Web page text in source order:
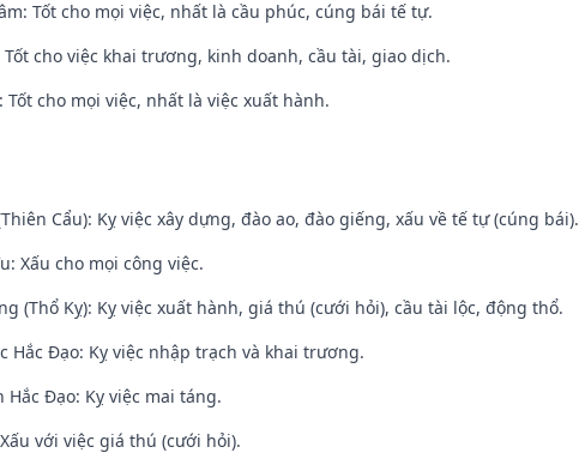
Tốt cho mọi việc, nhất là cầu phúc, cúng bái tế tự.
Tốt cho việc khai trương, kinh doanh, cầu tài, giao dịch.
Tốt cho mọi việc, nhất là việc xuất hành.
Cẩu): Kỵ việc xây dựng, đào ao, đào giếng, xấu về tế tự (cúng bái).
Xấu cho mọi công việc.
(Thổ Kỵ): Kỵ việc xuất hành, giá thú (cưới hỏi), cầu tài lộc, động thổ.
Hắc Đạo: Kỵ việc nhập trạch và khai trương.
Hắc Đạo: Kỵ việc mai táng.
với việc giá thú (cưới hỏi).